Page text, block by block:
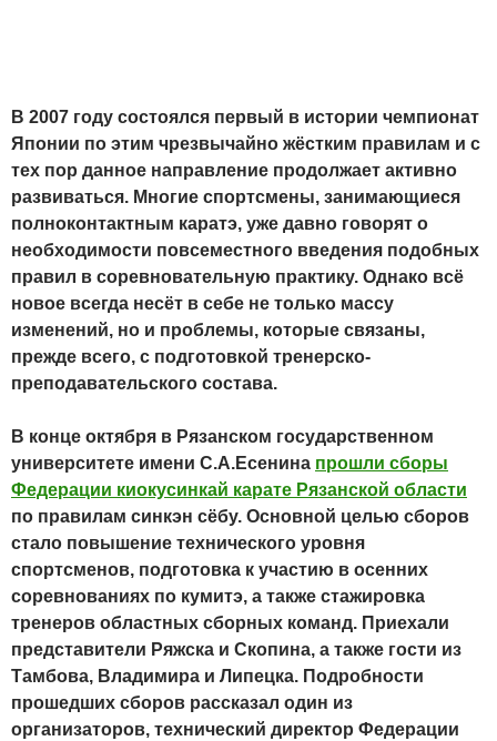
В 2007 году состоялся первый в истории чемпионат
Японии по этим чрезвычайно жёстким правилам и с
тех пор данное направление продолжает активно
развиваться. Многие спортсмены, занимающиеся
полноконтактным каратэ, уже давно говорят о
необходимости повсеместного введения подобных
правил в соревновательную практику. Однако всё
новое всегда несёт в себе не только массу
изменений, но и проблемы, которые связаны,
прежде всего, с подготовкой тренерско-
преподавательского состава.
В конце октября в Рязанском государственном
университете имени С.А.Есенина прошли сборы
Федерации киокусинкай карате Рязанской области
по правилам синкэн сёбу. Основной целью сборов
стало повышение технического уровня
спортсменов, подготовка к участию в осенних
соревнованиях по кумитэ, а также стажировка
тренеров областных сборных команд. Приехали
представители Ряжска и Скопина, а также гости из
Тамбова, Владимира и Липецка. Подробности
прошедших сборов рассказал один из
организаторов, технический директор Федерации